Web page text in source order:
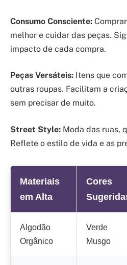
Consumo Consciente:
melhor e cuidar das peças.
impacto de cada compra.
Peças Versáteis: Itens que
outras roupas. Facilitam a
sem precisar de muito.
Street Style: Moda das ruas,
Reflete o estilo de vida e as
Materiais
em Alta
Cores
Algodão
Orgânico
Verde
Musgo